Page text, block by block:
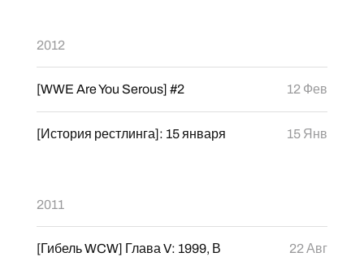
2012
[WWE Are You Serous] #2 12 Фев
[История рестлинга]: 15 января 15 Янв
2011
[Гибель WCW] Глава V: 1999, В
22 Авг